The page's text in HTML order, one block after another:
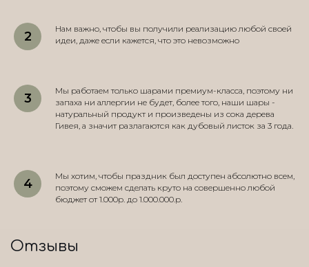
Нам важно, чтобы вы получили реализацию любой своей
идеи, даже если кажется, что это невозможно
Мы работаем только шарами премиум-класса, поэтому ни
запаха ни аллергии не будет, более того, наши шары -
натуральный продукт и произведены из сока дерева
Гивея, а значит разлагаются как дубовый листок за 3 года.
Мы хотим, чтобы праздник был доступен абсолютно всем,
поэтому сможем сделать круто на совершенно любой
бюджет от 1.000р. до 1.000.000.р.
Отзывы